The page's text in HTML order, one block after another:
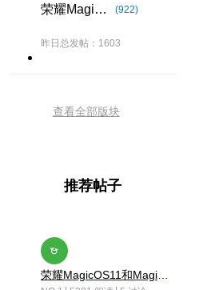
荣耀Magic8系列 (922)
昨日总发帖：1603
查看全部版块
推荐帖子